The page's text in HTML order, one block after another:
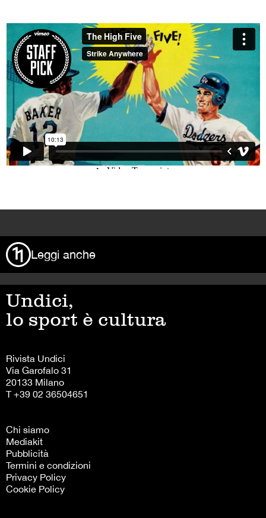
Leggi anche
Undici,
lo sport è cultura
Rivista Undici
Via Garofalo 31
20133 Milano
T +39 02 36504651
Chi siamo
Mediakit
Pubblicità
Termini e condizioni
Privacy Policy
Cookie Policy